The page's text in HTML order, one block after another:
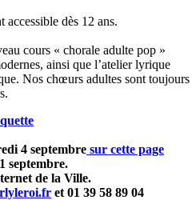
accessible dès 12 ans.
cours « chorale adulte pop »
ainsi que l’atelier lyrique
Nos chœurs adultes sont toujours
4 septembre sur cette page
septembre.
de la Ville.
et 01 39 58 89 04